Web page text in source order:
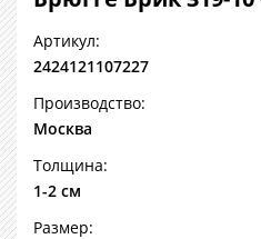
Артикул:
2424121107227
Производство:
Москва
Толщина:
1-2 см
Размер: